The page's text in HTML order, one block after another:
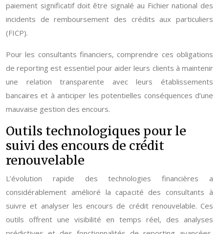
paiement significatif doit être signalé au Fichier national des
incidents de remboursement des crédits aux particuliers
(FICP).
Pour les consultants financiers, comprendre ces obligations
de reporting est essentiel pour aider leurs clients à maintenir
une relation transparente avec leurs établissements
bancaires et à anticiper les potentielles conséquences d’une
mauvaise gestion des encours.
Outils technologiques pour le
suivi des encours de crédit
renouvelable
L’évolution rapide des technologies financières a
considérablement amélioré la capacité des consultants à
suivre et analyser les encours de crédit renouvelable. Ces
outils offrent une visibilité en temps réel, des analyses